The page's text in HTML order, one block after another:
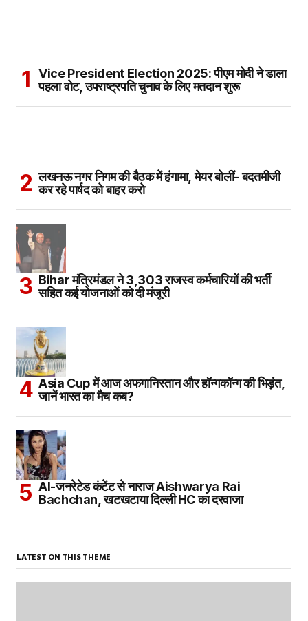
Vice President Election 2025: पीएम मोदी ने डाला
पहला वोट, उपराष्ट्रपति चुनाव के लिए मतदान शुरू
लखनऊ नगर निगम की बैठक में हंगामा, मेयर बोलीं- बदतमीजी
कर रहे पार्षद को बाहर करो
Bihar मंत्रिमंडल ने 3,303 राजस्व कर्मचारियों की भर्ती
सहित कई योजनाओं को दी मंजूरी
Asia Cup में आज अफगानिस्तान और हॉन्गकॉन्ग की भिड़ंत,
जानें भारत का मैच कब?
AI-जनरेटेड कंटेंट से नाराज Aishwarya Rai
Bachchan, खटखटाया दिल्ली HC का दरवाजा
LATEST ON THIS THEME